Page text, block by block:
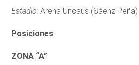
Estadio:Arena Uncaus (Sáenz Peña)
Posiciones
ZONA “A”